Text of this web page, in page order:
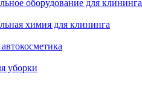
оборудование для клининга
химия для клининга
уборки